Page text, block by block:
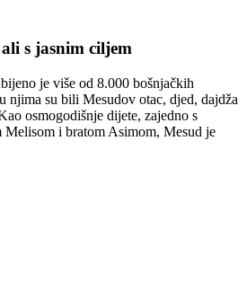
s jasnim ciljem
je više od 8.000 bošnjačkih
njima su bili Mesudov otac, djed, dajdža
osmogodišnje dijete, zajedno s
i bratom Asimom, Mesud je